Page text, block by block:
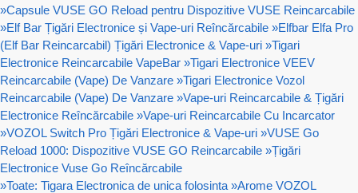
»Capsule VUSE GO Reload pentru Dispozitive VUSE Reincarcabile
»Elf Bar Țigări Electronice și Vape-uri Reîncărcabile »Elfbar Elfa Pro
(Elf Bar Reincarcabil) Țigări Electronice & Vape-uri »Tigari
Electronice Reincarcabile VapeBar »Tigari Electronice VEEV
Reincarcabile (Vape) De Vanzare »Tigari Electronice Vozol
Reincarcabile (Vape) De Vanzare »Vape-uri Reincarcabile & Țigări
Electronice Reîncărcabile »Vape-uri Reincarcabile Cu Incarcator
»VOZOL Switch Pro Țigări Electronice & Vape-uri »VUSE Go
Reload 1000: Dispozitive VUSE GO Reincarcabile »Țigări
Electronice Vuse Go Reîncărcabile
»Toate: Tigara Electronica de unica folosinta »Arome VOZOL